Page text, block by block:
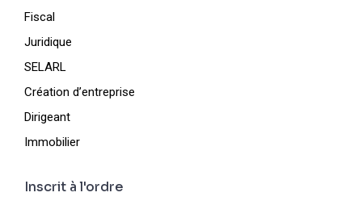
Fiscal
Juridique
SELARL
Création d’entreprise
Dirigeant
Immobilier
Inscrit à l'ordre